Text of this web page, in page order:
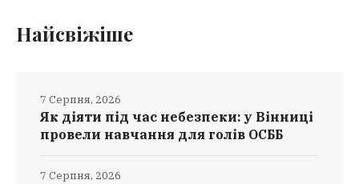
Найсвіжіше
Як діяти під час небезпеки: у Вінниці
провели навчання для голів ОСББ
7 Серпня, 2026
7 Серпня, 2026